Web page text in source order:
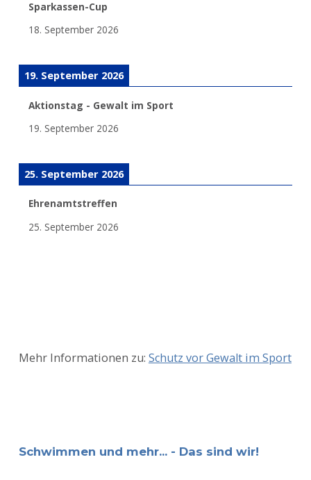
Sparkassen-Cup
18. September 2026
19. September 2026
Aktionstag - Gewalt im Sport
19. September 2026
25. September 2026
Ehrenamtstreffen
25. September 2026
Mehr Informationen zu: Schutz vor Gewalt im Sport
Schwimmen und mehr... - Das sind wir!